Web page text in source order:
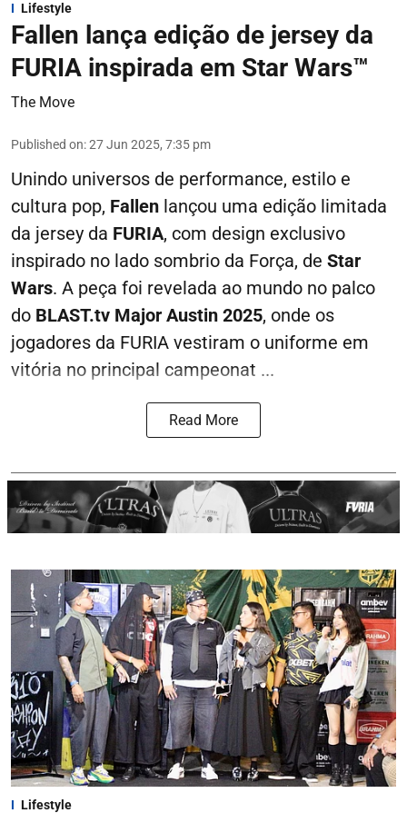
Lifestyle
Fallen lança edição de jersey da
FURIA inspirada em Star Wars™
The Move
Published on:27 Jun 2025, 7:35 pm
Unindo universos de performance, estilo e
cultura pop, Fallen lançou uma edição limitada
da jersey da FURIA, com design exclusivo
inspirado no lado sombrio da Força, de Star
Wars. A peça foi revelada ao mundo no palco
do BLAST.tv Major Austin 2025, onde os
jogadores da FURIA vestiram o uniforme em
vitória no principal campeonat ...
Read More
Lifestyle